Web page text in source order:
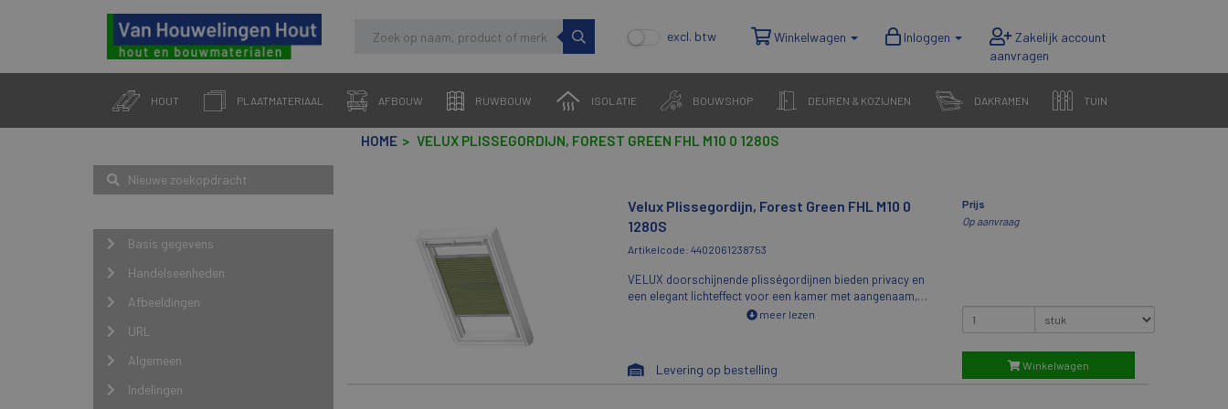
excl. btw Winkelwagen Inloggen
HOUT PLAATMATERIAAL AFBOUW RUWBOUW ISOLATIE BOUWSHOP DEUREN & KOZIJNEN DAKRAMEN TUIN
Nieuwe zoekopdracht
Basis gegevens
Handelseenheden
Afbeeldingen
URL
Algemeen
Indelingen
HOME VELUX PLISSEGORDIJN, FOREST GREEN FHL M10 0 1280S
Velux Plissegordijn, Forest Green FHL M10 0
1280S
Artikelcode: 4402061238753
VELUX doorschijnende plisségordijnen bieden privacy en
een elegant lichteffect voor een kamer met aangenaam,
zacht licht. Het handige 'traploze' gordijn kan overal in het
doorschijnende plisségordijnen zijn verkrijgbaar in een
groot aantal kleuren en stijlen.VELUX doorschijnende
meer lezen
Levering op bestelling
Prijs
Op aanvraag
Winkelwagen